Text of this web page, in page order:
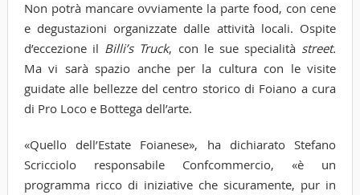
Non potrà mancare ovviamente la parte food, con cene
e degustazioni organizzate dalle attività locali. Ospite
d’eccezione il Billi’s Truck, con le sue specialità street.
Ma vi sarà spazio anche per la cultura con le visite
guidate alle bellezze del centro storico di Foiano a cura
di Pro Loco e Bottega dell’arte.
«Quello dell’Estate Foianese», ha dichiarato Stefano
Scricciolo responsabile Confcommercio, «è un
programma ricco di iniziative che sicuramente, pur in